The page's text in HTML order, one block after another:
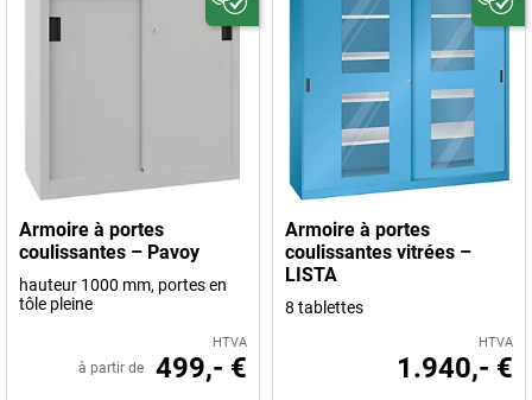
Armoire à portes
coulissantes – Pavoy
hauteur 1000 mm, portes en
tôle pleine
HTVA
à partir de 499,- €
Armoire à portes
coulissantes vitrées –
LISTA
8 tablettes
HTVA
1.940,- €